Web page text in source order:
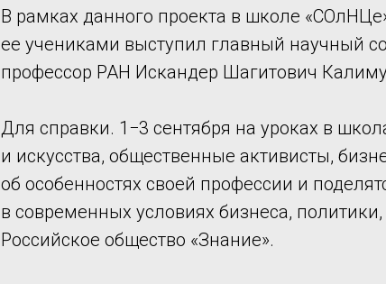
В рамках данного проекта в школе
ее учениками выступил главный научный
профессор РАН Искандер Шагитович
Для справки. 1−3 сентября на уроках в
и искусства, общественные активисты,
об особенностях своей профессии и
в современных условиях бизнеса,
Российское общество «Знание».